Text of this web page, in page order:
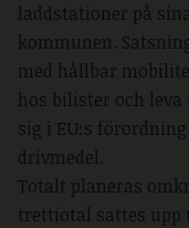
laddstationer på
kommunen.
med hållbar
hos bilister och
sig i EU:s
drivmedel.
Totalt planeras
trettiotal sattes upp